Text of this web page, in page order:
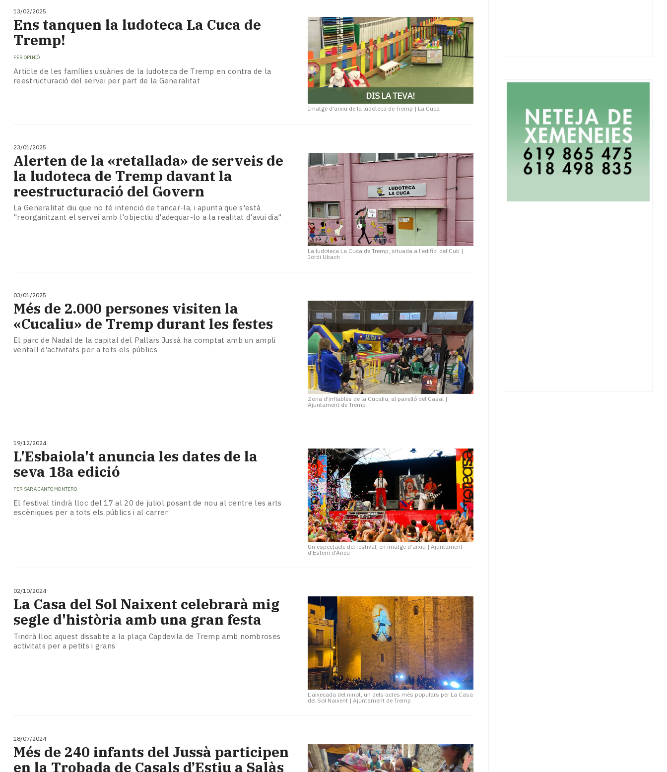
13/02/2025
Imatge d'arxiu de la ludoteca de Tremp | La Cuca
Ens tanquen la ludoteca La Cuca de
Tremp!
PER OPINIÓ
Article de les famílies usuàries de la ludoteca de Tremp en contra de la
reestructuració del servei per part de la Generalitat
23/01/2025
La ludoteca La Cuca de Tremp, situada a l'edifici del Cub |
Jordi Ubach
Alerten de la «retallada» de serveis de
la ludoteca de Tremp davant la
reestructuració del Govern
La Generalitat diu que no té intenció de tancar-la, i apunta que s'està
"reorganitzant el servei amb l'objectiu d'adequar-lo a la realitat d'avui dia"
03/01/2025
Zona d'inflables de la Cucaliu, al pavelló del Casal |
Ajuntament de Tremp
Més de 2.000 persones visiten la
«Cucaliu» de Tremp durant les festes
El parc de Nadal de la capital del Pallars Jussà ha comptat amb un ampli
ventall d'activitats per a tots els públics
19/12/2024
Un espectacle del festival, en imatge d'arxiu | Ajuntament
d'Esterri d'Àneu
L'Esbaiola't anuncia les dates de la
seva 18a edició
PER SARA CANTO MONTERO
El festival tindrà lloc del 17 al 20 de juliol posant de nou al centre les arts
escèniques per a tots els públics i al carrer
02/10/2024
L'aixecada del ninot, un dels actes més populars per La Casa
del Sol Naixent | Ajuntament de Tremp
La Casa del Sol Naixent celebrarà mig
segle d'història amb una gran festa
Tindrà lloc aquest dissabte a la plaça Capdevila de Tremp amb nombroses
activitats per a petits i grans
18/07/2024
Més de 240 infants del Jussà participen
en la Trobada de Casals d’Estiu a Salàs